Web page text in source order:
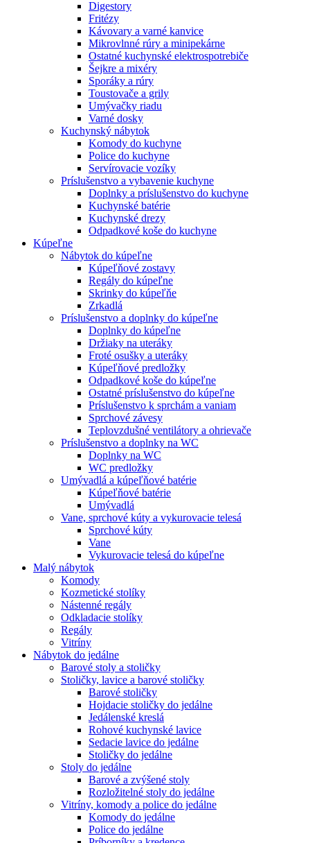
Digestory
Fritézy
Kávovary a varné kanvice
Mikrovlnné rúry a minipekárne
Ostatné kuchynské elektrospotrebiče
Šejkre a mixéry
Sporáky a rúry
Toustovače a grily
Umývačky riadu
Varné dosky
Kuchynský nábytok
Komody do kuchyne
Police do kuchyne
Servírovacie vozíky
Príslušenstvo a vybavenie kuchyne
Doplnky a príslušenstvo do kuchyne
Kuchynské batérie
Kuchynské drezy
Odpadkové koše do kuchyne
Kúpeľne
Nábytok do kúpeľne
Kúpeľňové zostavy
Regály do kúpeľne
Skrinky do kúpeľňe
Zrkadlá
Príslušenstvo a doplnky do kúpeľne
Doplnky do kúpeľne
Držiaky na uteráky
Froté osušky a uteráky
Kúpeľňové predložky
Odpadkové koše do kúpeľne
Ostatné príslušenstvo do kúpeľne
Príslušenstvo k sprchám a vaniam
Sprchové závesy
Teplovzdušné ventilátory a ohrievače
Príslušenstvo a doplnky na WC
Doplnky na WC
WC predložky
Umývadlá a kúpeľňové batérie
Kúpeľňové batérie
Umývadlá
Vane, sprchové kúty a vykurovacie telesá
Sprchové kúty
Vane
Vykurovacie telesá do kúpeľne
Malý nábytok
Komody
Kozmetické stolíky
Nástenné regály
Odkladacie stolíky
Regály
Vitríny
Nábytok do jedálne
Barové stoly a stoličky
Stoličky, lavice a barové stoličky
Barové stoličky
Hojdacie stoličky do jedálne
Jedálenské kreslá
Rohové kuchynské lavice
Sedacie lavice do jedálne
Stoličky do jedálne
Stoly do jedálne
Barové a zvýšené stoly
Rozložitelné stoly do jedálne
Vitríny, komody a police do jedálne
Komody do jedálne
Police do jedálne